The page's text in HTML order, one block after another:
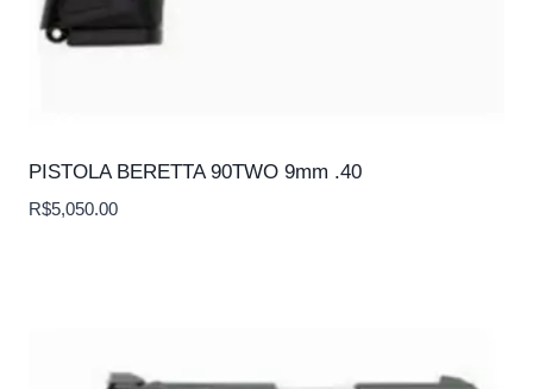
PISTOLA BERETTA 90TWO 9mm .40
R$5,050.00